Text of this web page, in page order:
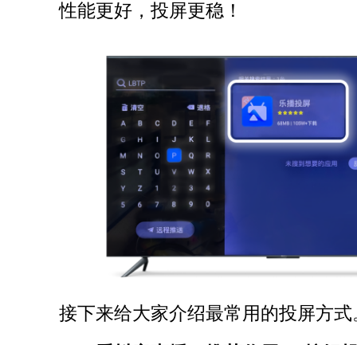
性能更好，投屏更稳！
接下来给大家介绍最常用的投屏方式